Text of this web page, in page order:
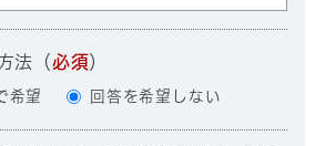
法 （必須）
希望 回答を希望しない